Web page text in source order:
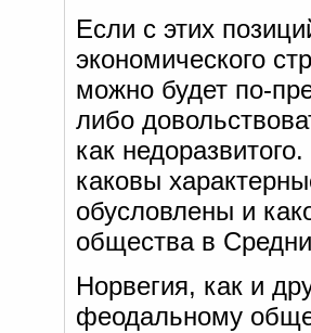
Если с этих
экономического
можно будет по-
либо
как
каковы
обусловлены и
общества в
Норвегия, как и
феодальному